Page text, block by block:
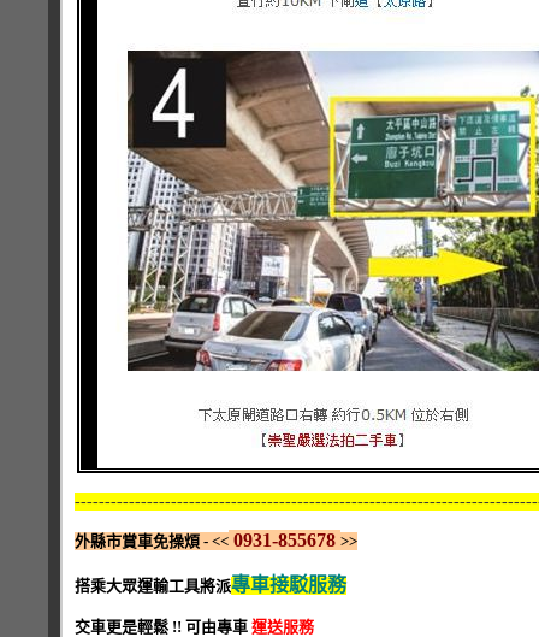
外縣市賞車免操煩 - << 0931-855678 >>
搭乘大眾運輸工具將派專車接駁服務
交車更是輕鬆 !! 可由專車 運送服務